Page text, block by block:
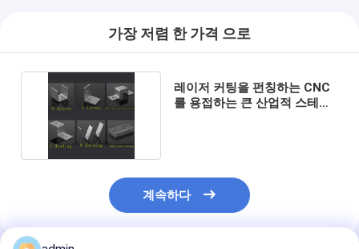
가장 저렴 한 가격 으로
레이저 커팅을 펀칭하는 CNC
를 용접하는 큰 산업적 스테인
계속하다